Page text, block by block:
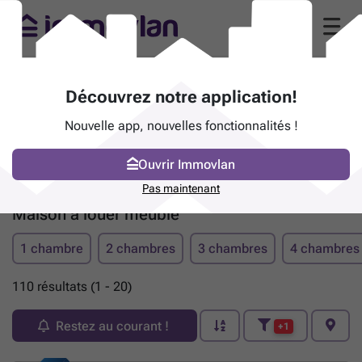
Maison à louer meublé
1 chambre 2 chambres 3 chambres 4 chambres
110 résultats (1 - 20)
Restez au courant ! +1
Découvrez notre application!
Nouvelle app, nouvelles fonctionnalités !
Ouvrir Immovlan
Pas maintenant